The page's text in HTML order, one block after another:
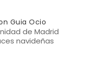
Guia Ocio
de Madrid
navideñas